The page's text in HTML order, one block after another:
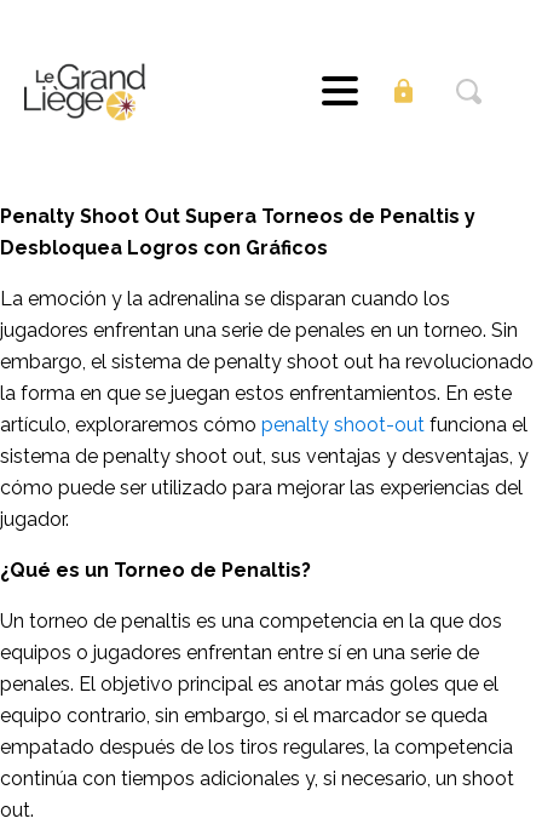
Penalty Shoot Out Supera Torneos de Penaltis y
Desbloquea Logros con Gráficos
La emoción y la adrenalina se disparan cuando los
jugadores enfrentan una serie de penales en un torneo. Sin
embargo, el sistema de penalty shoot out ha revolucionado
la forma en que se juegan estos enfrentamientos. En este
artículo, exploraremos cómo penalty shoot-out funciona el
sistema de penalty shoot out, sus ventajas y desventajas, y
cómo puede ser utilizado para mejorar las experiencias del
jugador.
¿Qué es un Torneo de Penaltis?
Un torneo de penaltis es una competencia en la que dos
equipos o jugadores enfrentan entre sí en una serie de
penales. El objetivo principal es anotar más goles que el
equipo contrario, sin embargo, si el marcador se queda
empatado después de los tiros regulares, la competencia
continúa con tiempos adicionales y, si necesario, un shoot
out.